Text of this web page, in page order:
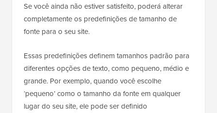
Se você ainda não estiver satisfeito, poderá alterar
completamente os predefinições de tamanho de
fonte para o seu site.
Essas predefinições definem tamanhos padrão para
diferentes opções de texto, como pequeno, médio e
grande. Por exemplo, quando você escolhe
‘pequeno’ como o tamanho da fonte em qualquer
lugar do seu site, ele pode ser definido